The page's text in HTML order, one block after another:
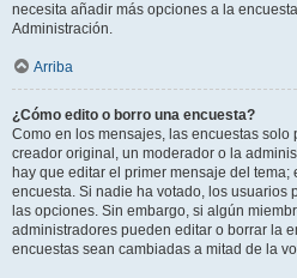
necesita añadir más opciones a la
Administración.
Arriba
¿Cómo edito o borro una encuesta?
Como en los mensajes, las encuestas solo
creador original, un moderador o la
hay que editar el primer mensaje del
encuesta. Si nadie ha votado, los usuarios
las opciones. Sin embargo, si algún
administradores pueden editar o borrar la
encuestas sean cambiadas a mitad de la